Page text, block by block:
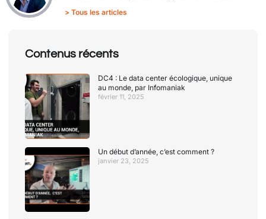
> Tous les articles
Contenus récents
DC4 : Le data center écologique, unique
au monde, par Infomaniak
février 11, 2025
Un début d’année, c’est comment ?
janvier 23, 2025